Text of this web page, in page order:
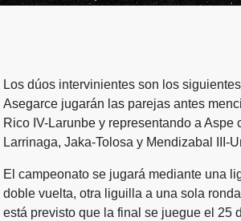
Los dúos intervinientes son los
Asegarce jugarán las parejas antes
Rico IV-Larunbe y representando a Aspe
Larrinaga, Jaka-Tolosa y Mendizabal III-
El campeonato se jugará mediante una
doble vuelta, otra liguilla a una sola
está previsto que la final se juegue el 25